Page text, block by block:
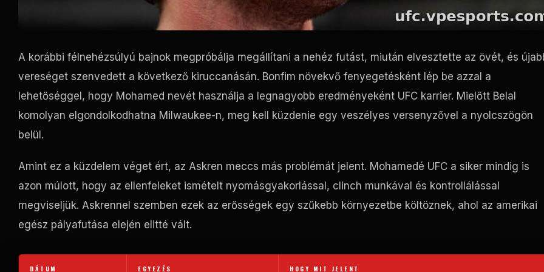
A korábbi félnehézsúlyú bajnok megpróbálja megállítani a nehéz futást, miután elvesztette az övét, és
vereséget szenvedett a következő kiruccanásán. Bonfim növekvő fenyegetésként lép be azzal a
lehetőséggel, hogy Mohamed nevét használja a legnagyobb eredményeként UFC karrier. Mielőtt Belal
komolyan elgondolkodhatna Milwaukee-n, meg kell küzdenie egy veszélyes versenyzővel a nyolcszögön
belül.
Amint ez a küzdelem véget ért, az Askren meccs más problémát jelent. Mohamedé UFC a siker mindig is
azon múlott, hogy az ellenfeleket ismételt nyomásgyakorlással, clinch munkával és kontrollálással
megviseljük. Askrennel szemben ezek az erősségek egy szűkebb környezetbe költöznek, ahol az amerikai
egész pályafutása elején elitté vált.
DÁTUM EGYEZÉS HOGY MIT JELENT